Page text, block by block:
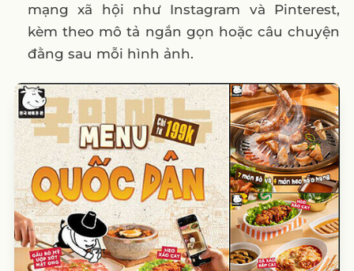
mạng xã hội như Instagram và Pinterest,
kèm theo mô tả ngắn gọn hoặc câu chuyện
đằng sau mỗi hình ảnh.